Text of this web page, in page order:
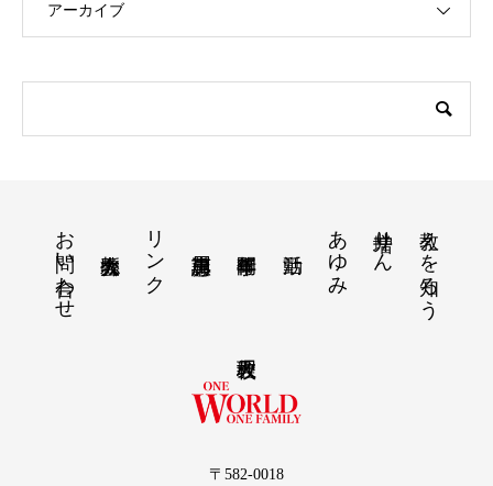
アーカイブ
教えを知ろう
増井りん
あゆみ
リンク
お問い合わせ
〒582-0018